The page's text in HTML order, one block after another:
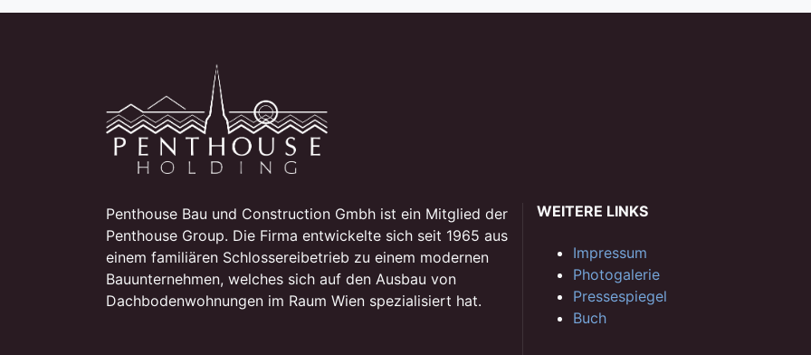
Penthouse Bau und Construction Gmbh ist ein Mitglied der
Penthouse Group. Die Firma entwickelte sich seit 1965 aus
einem familiären Schlossereibetrieb zu einem modernen
Bauunternehmen, welches sich auf den Ausbau von
Dachbodenwohnungen im Raum Wien spezialisiert hat.
WEITERE LINKS
Impressum
Photogalerie
Pressespiegel
Buch